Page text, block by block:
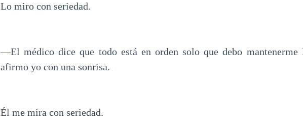
Lo miro con seriedad.
—El médico dice que todo está en orden solo que debo
afirmo yo con una sonrisa.
Él me mira con seriedad.